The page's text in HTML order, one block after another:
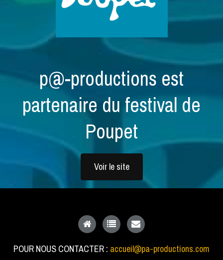
p@-productions est
partenaire du festival de
Poupet
Voir le site
POUR NOUS CONTACTER : accueil@pa-productions.com